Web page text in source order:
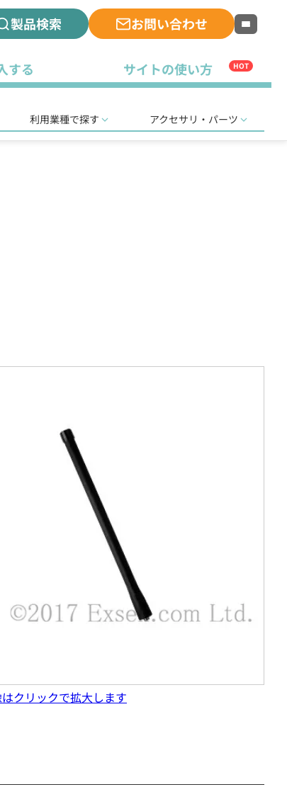
製品検索 お問い合わせ
する サイトの使い方 HOT
利用業種で探す アクセサリ・パーツ
クリックで拡大します